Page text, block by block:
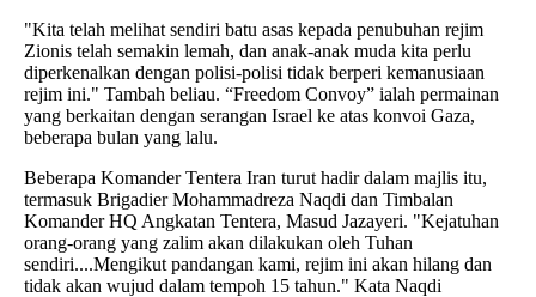
"Kita telah melihat sendiri batu asas kepada penubuhan rejim
Zionis telah semakin lemah, dan anak-anak muda kita perlu
diperkenalkan dengan polisi-polisi tidak berperi kemanusiaan
rejim ini." Tambah beliau. “Freedom Convoy” ialah permainan
yang berkaitan dengan serangan Israel ke atas konvoi Gaza,
beberapa bulan yang lalu.
Beberapa Komander Tentera Iran turut hadir dalam majlis itu,
termasuk Brigadier Mohammadreza Naqdi dan Timbalan
Komander HQ Angkatan Tentera, Masud Jazayeri. "Kejatuhan
orang-orang yang zalim akan dilakukan oleh Tuhan
sendiri....Mengikut pandangan kami, rejim ini akan hilang dan
tidak akan wujud dalam tempoh 15 tahun." Kata Naqdi